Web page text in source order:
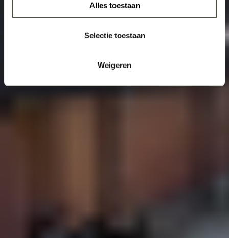
Alles toestaan
Selectie toestaan
Weigeren